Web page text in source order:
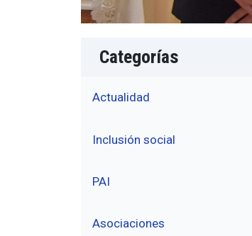
Categorías
Actualidad
Inclusión social
PAI
Asociaciones